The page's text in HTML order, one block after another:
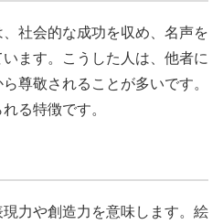
社会的な成功を収め、名声を
ます。こうした人は、他者に
尊敬されることが多いです。
る特徴です。
力や創造力を意味します。絵